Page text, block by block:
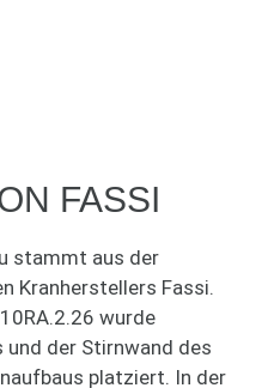
FASSI
stammt aus der
Kranherstellers Fassi.
wurde
und der Stirnwand des
platziert. In der